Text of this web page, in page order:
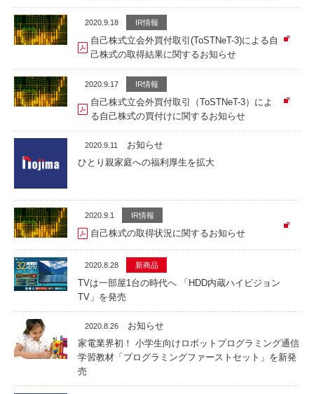
2020.9.18 IR情報
自己株式立会外買付取引(ToSTNeT-3)による自
己株式の取得結果に関するお知らせ
2020.9.17 IR情報
自己株式立会外買付取引（ToSTNeT-3）によ
る自己株式の買付けに関するお知らせ
2020.9.11
お知らせ
ひとり親家庭への福利厚生を拡大
2020.9.1 IR情報
自己株式の取得状況に関するお知らせ
2020.8.28 新商品
TVは一部屋1台の時代へ 「HDD内蔵ハイビジョン
TV」を発売
2020.8.26
お知らせ
家電業界初！ 小学生向けロボットプログラミング通信
学習教材「プログラミングファーストセット」を新発
売